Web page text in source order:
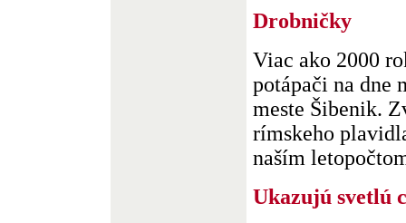
Drobničky
Viac ako 2000
potápači na dne
meste Šibenik.
rímskeho
naším
Ukazujú svetlú